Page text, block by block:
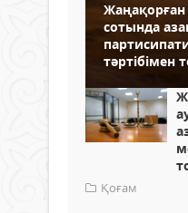
сотында
тәртібімен
Қоғам